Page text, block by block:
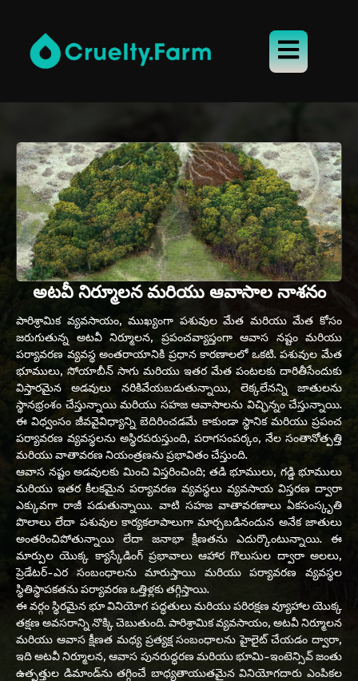
అటవీ నిర్మూలన మరియు ఆవాసాల నాశనం
పారిశ్రామిక వ్యవసాయం, ముఖ్యంగా పశువుల మేత మరియు మేత కోసం
జరుగుతున్న అటవీ నిర్మూలన, ప్రపంచవ్యాప్తంగా ఆవాస నష్టం మరియు
పర్యావరణ వ్యవస్థ అంతరాయానికి ప్రధాన కారణాలలో ఒకటి. పశువుల మేత
భూములు, సోయాబీన్ సాగు మరియు ఇతర మేత పంటలకు దారితీసేందుకు
విస్తారమైన అడవులు నరికివేయబడుతున్నాయి, లెక్కలేనన్ని జాతులను
స్థానభ్రంశం చేస్తున్నాయి మరియు సహజ ఆవాసాలను విచ్ఛిన్నం చేస్తున్నాయి.
ఈ విధ్వంసం జీవవైవిధ్యాన్ని బెదిరించడమే కాకుండా స్థానిక మరియు ప్రపంచ
పర్యావరణ వ్యవస్థలను అస్థిరపరుస్తుంది, పరాగసంపర్కం, నేల సంతానోత్పత్తి
మరియు వాతావరణ నియంత్రణను ప్రభావితం చేస్తుంది.
ఆవాస నష్టం అడవులకు మించి విస్తరించింది; తడి భూములు, గడ్డి భూములు
మరియు ఇతర కీలకమైన పర్యావరణ వ్యవస్థలు వ్యవసాయ విస్తరణ ద్వారా
ఎక్కువగా రాజీ పడుతున్నాయి. వాటి సహజ వాతావరణాలు ఏకసంస్కృతి
పొలాలు లేదా పశువుల కార్యకలాపాలుగా మార్చబడినందున అనేక జాతులు
అంతరించిపోతున్నాయి లేదా జనాభా క్షీణతను ఎదుర్కొంటున్నాయి. ఈ
మార్పుల యొక్క క్యాస్కేడింగ్ ప్రభావాలు ఆహార గొలుసుల ద్వారా అలలు,
ప్రెడేటర్-ఎర సంబంధాలను మారుస్తాయి మరియు పర్యావరణ వ్యవస్థల
స్థితిస్థాపకతను పర్యావరణ ఒత్తిళ్లకు తగ్గిస్తాయి.
ఈ వర్గం స్థిరమైన భూ వినియోగ పద్ధతులు మరియు పరిరక్షణ వ్యూహాల యొక్క
తక్షణ అవసరాన్ని నొక్కి చెబుతుంది. పారిశ్రామిక వ్యవసాయం, అటవీ నిర్మూలన
మరియు ఆవాస క్షీణత మధ్య ప్రత్యక్ష సంబంధాలను హైలైట్ చేయడం ద్వారా,
ఇది అటవీ నిర్మూలన, ఆవాస పునరుద్ధరణ మరియు భూమి-ఇంటెన్సివ్ జంతు
ఉత్పత్తుల డిమాండ్‌ను తగ్గించే బాధ్యతాయుతమైన వినియోగదారు ఎంపికల